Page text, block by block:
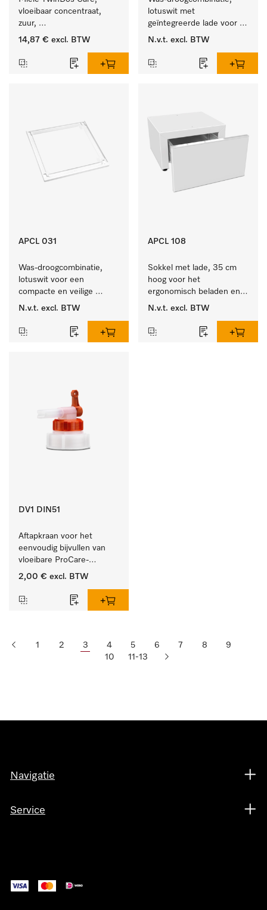
vloeibaar concentraat,
zuur,
1,4 l Reinigingsmiddel
doseersysteem.
14,87 € excl. BTW
lotuswit met
geïntegreerde lade voor
een bijzonder
droogzuil. .
N.v.t. excl. BTW
APCL 031
Was-droogcombinatie,
lotuswit voor een
compacte en veilige
opstelling bij een was-
N.v.t. excl. BTW
APCL 108
Sokkel met lade, 35 cm
hoog voor het
ergonomisch beladen en
legen van de wasmachine
N.v.t. excl. BTW
DV1 DIN51
Aftapkraan voor het
eenvoudig bijvullen van
vloeibare ProCare-
producten.
2,00 € excl. BTW
1 2 3 4 5 6 7 8
9
10
11-13
Navigatie
Service